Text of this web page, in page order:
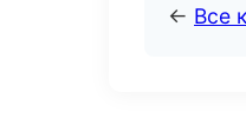
← Все